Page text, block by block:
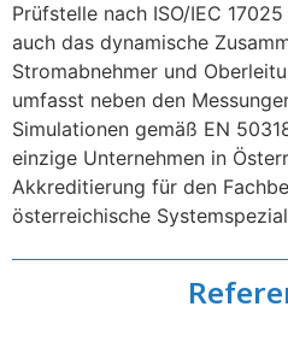
Prüfstelle nach ISO/IEC
auch das dynamische
Stromabnehmer und
umfasst neben den
Simulationen gemäß EN
einzige Unternehmen in
Akkreditierung für den
österreichische